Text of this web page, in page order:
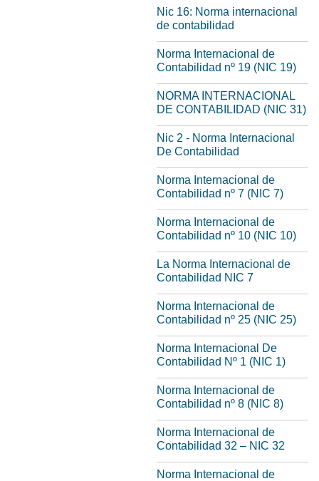
Nic 16: Norma internacional
de contabilidad
Norma Internacional de
Contabilidad nº 19 (NIC 19)
NORMA INTERNACIONAL
DE CONTABILIDAD (NIC 31)
Nic 2 - Norma Internacional
De Contabilidad
Norma Internacional de
Contabilidad nº 7 (NIC 7)
Norma Internacional de
Contabilidad nº 10 (NIC 10)
La Norma Internacional de
Contabilidad NIC 7
Norma Internacional de
Contabilidad nº 25 (NIC 25)
Norma Internacional De
Contabilidad Nº 1 (NIC 1)
Norma Internacional de
Contabilidad nº 8 (NIC 8)
Norma Internacional de
Contabilidad 32 – NIC 32
Norma Internacional de